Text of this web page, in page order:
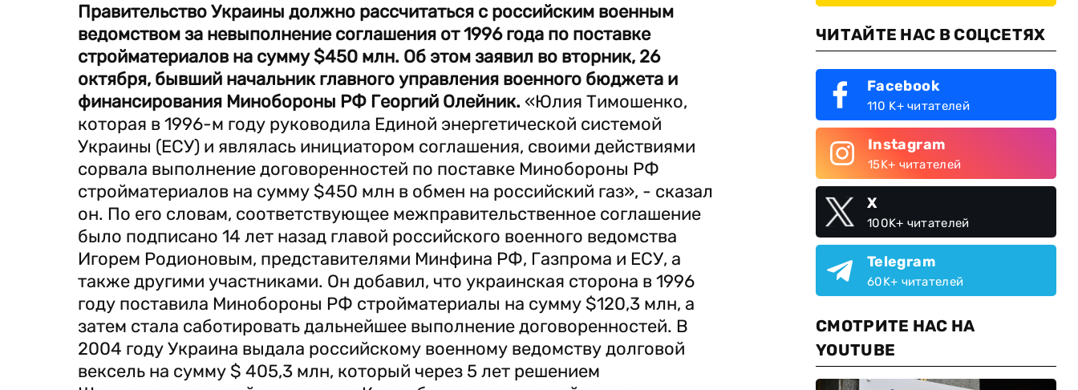
Правительство Украины должно рассчитаться с российским военным
ведомством за невыполнение соглашения от 1996 года по поставке
стройматериалов на сумму $450 млн. Об этом заявил во вторник, 26
октября, бывший начальник главного управления военного бюджета и
финансирования Минобороны РФ Георгий Олейник. «Юлия Тимошенко,
которая в 1996-м году руководила Единой энергетической системой
Украины (ЕСУ) и являлась инициатором соглашения, своими действиями
сорвала выполнение договоренностей по поставке Минобороны РФ
стройматериалов на сумму $450 млн в обмен на российский газ», - сказал
он. По его словам, соответствующее межправительственное соглашение
было подписано 14 лет назад главой российского военного ведомства
Игорем Родионовым, представителями Минфина РФ, Газпрома и ЕСУ, а
также другими участниками. Он добавил, что украинская сторона в 1996
году поставила Минобороны РФ стройматериалы на сумму $120,3 млн, а
затем стала саботировать дальнейшее выполнение договоренностей. В
2004 году Украина выдала российскому военному ведомству долговой
вексель на сумму $ 405,3 млн, который через 5 лет решением
ЧИТАЙТЕ НАС В СОЦСЕТЯХ
Facebook
110 K+ читателей
Instagram
15K+ читателей
X
100K+ читателей
Telegram
60K+ читателей
СМОТРИТЕ НАС НА
YOUTUBE